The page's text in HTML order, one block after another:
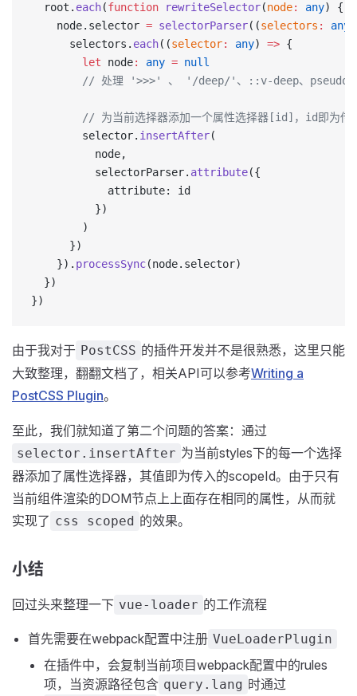
  root.
each(function rewriteSelector(node: any) {
    node.selector
= selectorParser((selectors : any
      selectors.
each((selector: any) => {
        let
node: any = null
// 处理 '>>>' 、 '/deep/'、::v-deep、pseudo等
// 为当前选择器添加一个属性选择器[id]，id即为
        selector.
insertAfter(
          node,
          selectorParser.
attribute({
            attribute: id
          })
        )
      })
    }).
processSync(node.selector)
  })
})
由于我对于 PostCSS 的插件开发并不是很熟悉，这里只能
大致整理，翻翻文档了，相关API可以参考Writing a
PostCSS Plugin。
至此，我们就知道了第二个问题的答案：通过
selector.insertAfter 为当前styles下的每一个选择
器添加了属性选择器，其值即为传入的scopeId。由于只有
当前组件渲染的DOM节点上上面存在相同的属性，从而就
实现了 css scoped 的效果。
小结
回过头来整理一下 vue-loader 的工作流程
首先需要在webpack配置中注册 VueLoaderPlugin
在插件中，会复制当前项目webpack配置中的rules
项，当资源路径包含 query.lang 时通过